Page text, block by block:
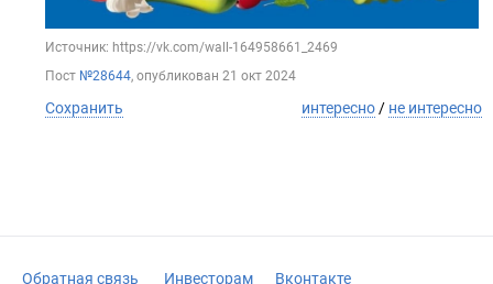
Источник: https://vk.com/wall-164958661_2469
Пост №28644, опубликован 21 окт 2024
Сохранить интересно / не интересно
Обратная связь Инвесторам Вконтакте